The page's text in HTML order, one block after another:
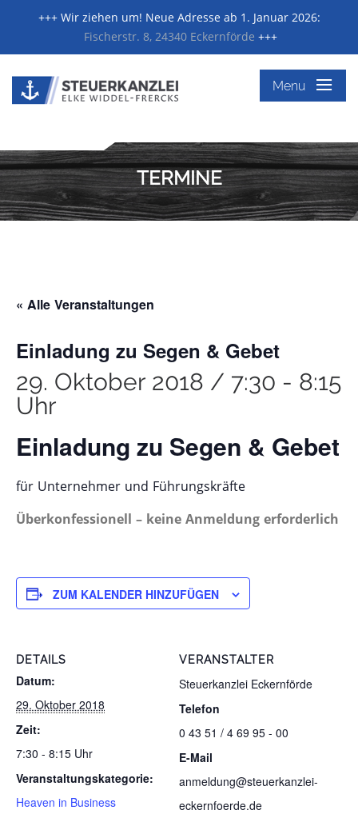
+++ Wir ziehen um! Neue Adresse ab 1. Januar 2026:
Fischerstr. 8, 24340 Eckernförde +++
Menu ≡
TERMINE
« Alle Veranstaltungen
Einladung zu Segen & Gebet
29. Oktober 2018 / 7:30 - 8:15
Uhr
Einladung zu Segen & Gebet
für Unternehmer und Führungskräfte
Überkonfessionell – keine Anmeldung erforderlich
ZUM KALENDER HINZUFÜGEN
DETAILS
Datum:
29. Oktober 2018
Zeit:
7:30 - 8:15 Uhr
Veranstaltungskategorie:
Heaven in Business
VERANSTALTER
Steuerkanzlei Eckernförde
Telefon
0 43 51 / 4 69 95 - 00
E-Mail
anmeldung@steuerkanzlei-
eckernfoerde.de